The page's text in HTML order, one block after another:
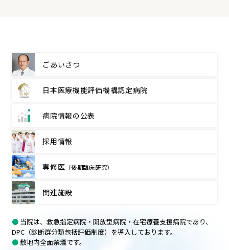
ごあいさつ
日本医療機能評価機構認定病院
病院情報の公表
採用情報
専修医 （後期臨床研究）
関連施設
● 当院は、救急指定病院・開放型病院・在宅療養支援病院であり、
DPC（診断群分類包括評価制度）を導入しております。
●敷地内全面禁煙です。